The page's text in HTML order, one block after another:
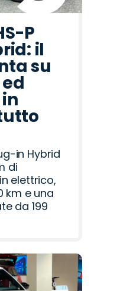
P
il
su
in Hybrid
di
elettrico,
km e una
da 199